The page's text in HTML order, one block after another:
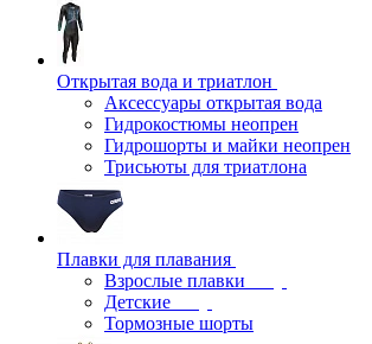
Открытая вода и триатлон
Аксессуары открытая вода
Гидрокостюмы неопрен
Гидрошорты и майки неопрен
Трисьюты для триатлона
Плавки для плавания
Взрослые плавки
Детские
Тормозные шорты